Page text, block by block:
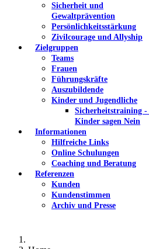
Sicherheit und
Gewaltprävention
Persönlichkeitsstärkung
Zivilcourage und Allyship
Zielgruppen
Teams
Frauen
Führungskräfte
Auszubildende
Kinder und Jugendliche
Sicherheitstraining -
Kinder sagen Nein
Informationen
Hilfreiche Links
Online Schulungen
Coaching und Beratung
Referenzen
Kunden
Kundenstimmen
Archiv und Presse